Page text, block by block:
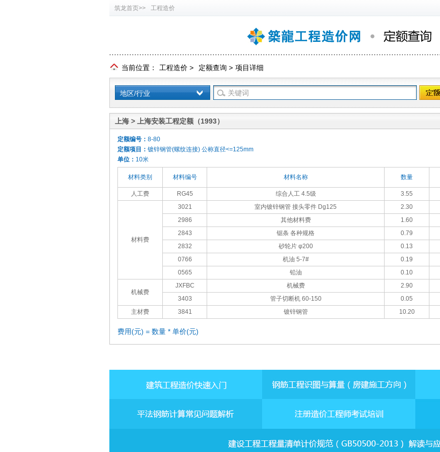
筑龙首页>> 工程造价
当前位置： 工程造价 > 定额查询 > 项目详细
地区/行业
上海 > 上海安装工程定额（1993）
定额编号： 8-80
定额项目： 镀锌钢管(螺纹连接) 公称直径<=125mm
单位： 10米
材料类别 材料编号 材料名称 数量
人工费 RG45 综合人工 4.5级 3.55
材料费
3021 室内镀锌钢管 接头零件 Dg125 2.30
2986
其他材料费 1.60
2843
锯条 各种规格 0.79
2832
砂轮片 φ200 0.13
0766
机油 5-7# 0.19
0565
铅油 0.10
机械费
JXFBC 机械费 2.90
3403
管子切断机 60-150 0.05
主材费
3841 镀锌钢管 10.20
费用(元) = 数量 * 单价(元)